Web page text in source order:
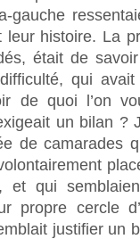
gauche
histoire. La
était de
qui avait
de quoi l’on
un bilan ?
de camarades
et qui
propre cercle
justifier un